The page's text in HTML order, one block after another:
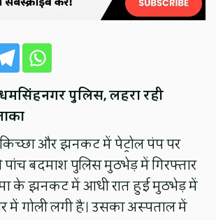
पुलिस, लहरा रही
और झनकट में पेट्रोल पंप पर
बदमाश पुलिस मुठभेड़ में गिरफ्तार
के झनकट में आधी रात हुई मुठभेड़ में
गोली लगी है। उसका अस्पताल में